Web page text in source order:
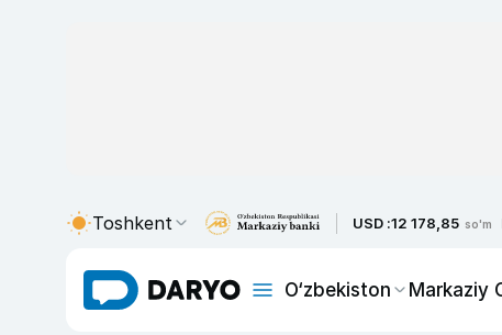
Toshkent USD :12 178,85 so'm
O‘zbekiston Markaziy